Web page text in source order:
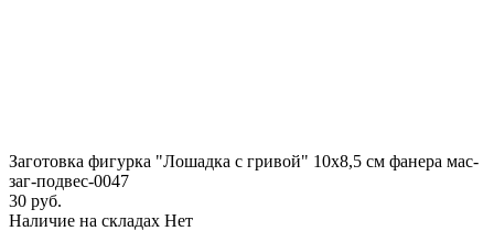
Заготовка фигурка "Лошадка с гривой" 10х8,5 см фанера мас-
заг-подвес-0047
30 руб.
Наличие на складах Нет